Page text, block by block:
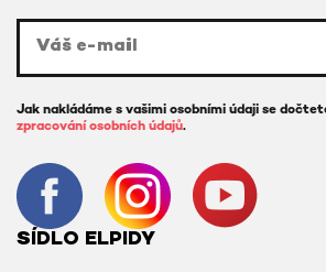
Jak nakládáme s vašimi osobními údaji se
zpracování osobních údajů.
SÍDLO ELPIDY